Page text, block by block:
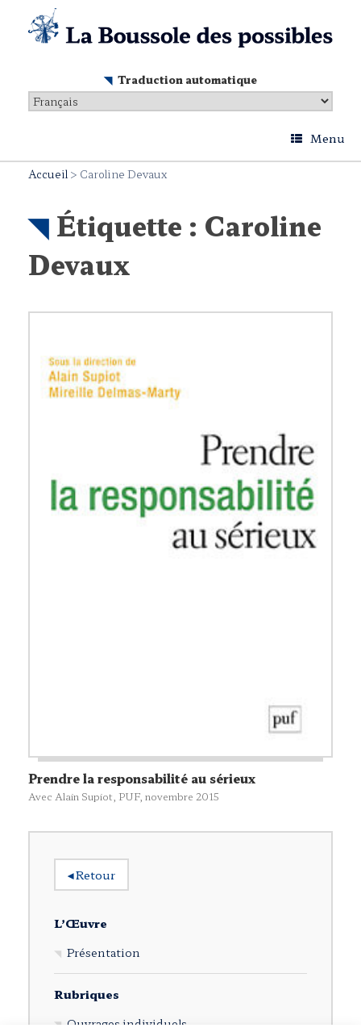
content
Traduction automatique
Menu
Accueil> Caroline Devaux
Étiquette : Caroline
Devaux
Prendre la responsabilité au sérieux
Avec Alain Supiot, PUF, novembre 2015
◂Retour
L’Œuvre
Présentation
Rubriques
Ouvrages individuels